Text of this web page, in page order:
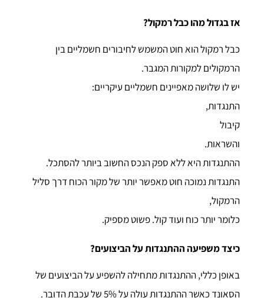
אז בגדול מהו כבל רמקול?
כבל רמקול הוא חוט המשמש לחיבורים חשמליים בין
הרמקולים למקורות המגבר.
יש לו שלושה מאפיינים חשמליים עיקריים:
התנגדות,
קיבול
והשראות.
ההתנגדות היא ללא ספק הנכס החשוב ביותר להסתכל.
התנגדות נמוכה חוט מאפשר יותר של מקור הכוח דרך סליל
הרמקול,
כלומר יותר כוח ועוד קול. פשוט מספיק.
כיצד משפיעה ההתנגדות על הביצועים?
באופן כללי, ההתנגדות מתחילה להשפיע על הביצועים של
הסאונד כאשר ההתנגדות עולה על 5% של עכבת הדובר.